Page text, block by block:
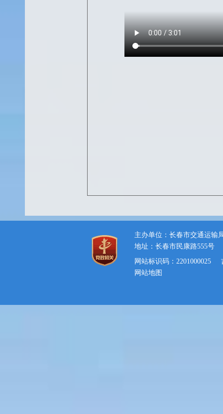
主办单位：长春市交通运输
地址：长春市民康路555号
网站标识码：2201000025
网站地图